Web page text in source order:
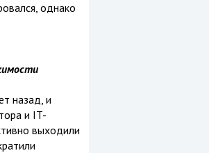
однако
назад, и
и IT-
выходили